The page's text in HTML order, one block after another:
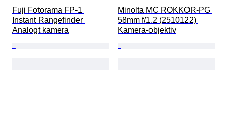
Fuji Fotorama FP-1
Instant Rangefinder
Analogt kamera
Minolta MC ROKKOR-PG
58mm f/1.2 (2510122)
Kamera-objektiv